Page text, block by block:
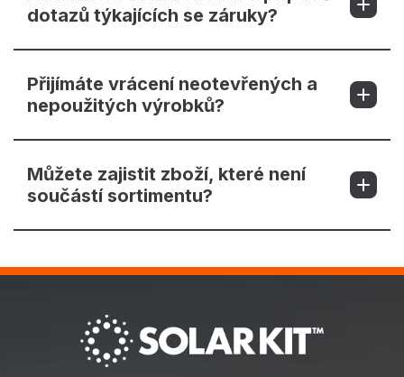
dotazů týkajících se záruky?
Přijímáte vrácení neotevřených a
nepoužitých výrobků?
Můžete zajistit zboží, které není
součástí sortimentu?